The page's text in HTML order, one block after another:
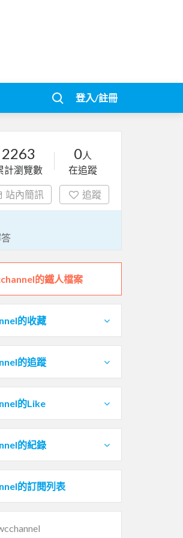
登入/註冊
2263
計瀏覽數
0人
在追蹤
站內簡訊 追蹤
的鐵人檔案
的收藏
的追蹤
的Like
的紀錄
的訂閱列表